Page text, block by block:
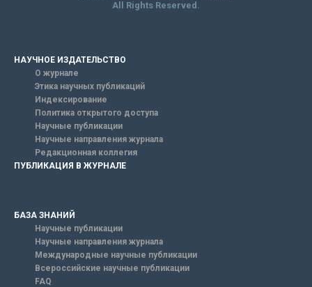
All Rights Reserved.
НАУЧНОЕ ИЗДАТЕЛЬСТВО
О журнале
Этика научных публикаций
Индексирование
Политика открытого доступа
Научные публикации
Научные направления журнала
Редакционная коллегия
ПУБЛИКАЦИЯ В ЖУРНАЛЕ
БАЗА ЗНАНИЙ
Научные публикации
Научные направления журнала
Международные научные публикации
Всероссийские научные публикации
FAQ